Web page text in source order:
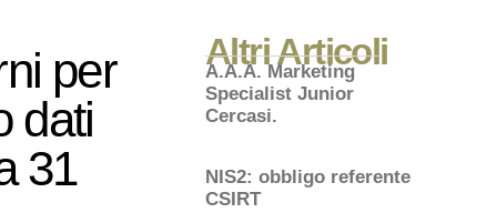
per
dati
31
Altri Articoli
A.A.A. Marketing
Specialist Junior
Cercasi.
NIS2: obbligo referente
CSIRT